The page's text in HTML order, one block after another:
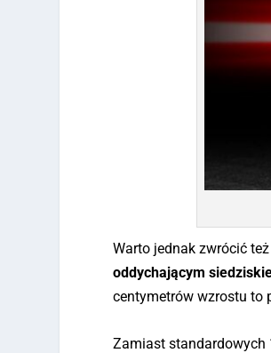
Warto jednak zwrócić
oddychającym
centymetrów wzrostu to
Zamiast standardowych